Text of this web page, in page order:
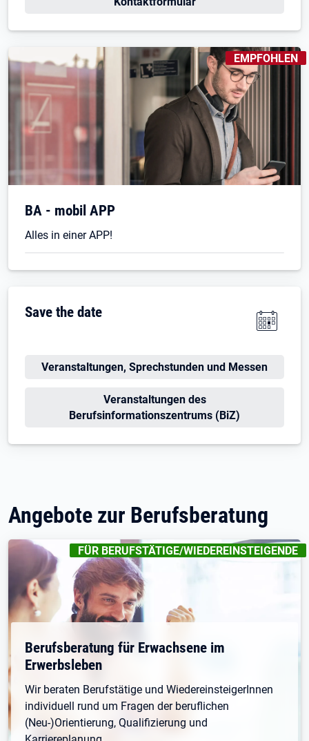
EMPFOHLEN
Öffnet in neuem Tab
BA - mobil APP
Alles in einer APP!
Save the date
Veranstaltungen, Sprechstunden und Messen
Veranstaltungen des
Berufsinformationszentrums (BiZ)
Angebote zur Berufsberatung
KENNZEICHNUNGEN:
FÜR BERUFSTÄTIGE/WIEDEREINSTEIGENDE
Berufsberatung für Erwachsene im
Erwerbsleben
Wir beraten Berufstätige und WiedereinsteigerInnen
individuell rund um Fragen der beruflichen
(Neu-)Orientierung, Qualifizierung und